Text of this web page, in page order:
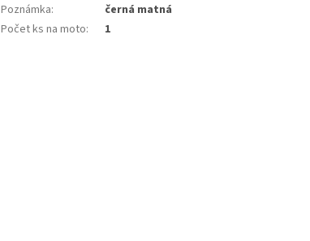
Poznámka:
černá matná
Počet ks na moto: 1